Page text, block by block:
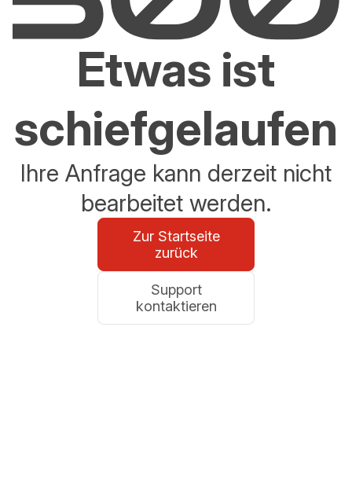
Etwas ist
schiefgelaufen
Ihre Anfrage kann derzeit nicht
bearbeitet werden.
Zur Startseite
zurück
Support
kontaktieren